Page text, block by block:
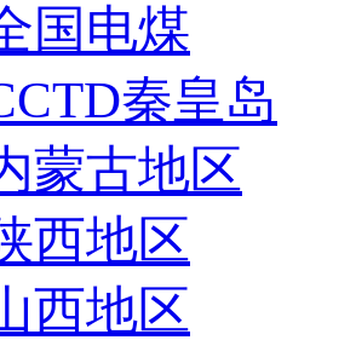
国电煤
秦皇岛
蒙古地区
西地区
西地区